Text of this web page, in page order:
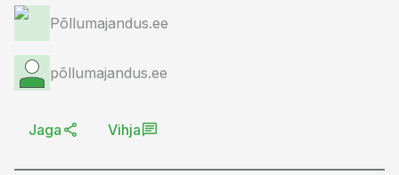
Põllumajandus.ee
põllumajandus.ee
Jaga Vihja